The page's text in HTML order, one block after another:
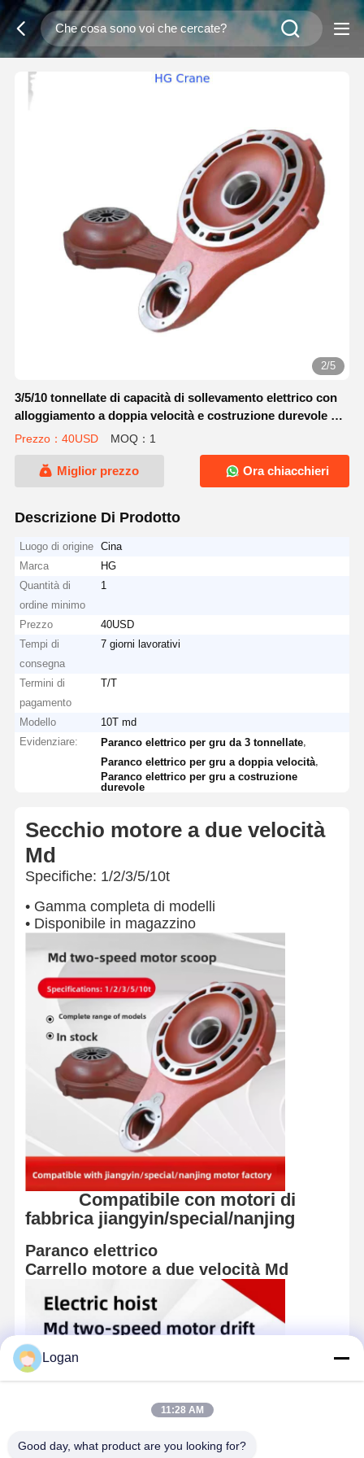
2/5
3/5/10 tonnellate di capacità di sollevamento elettrico con
alloggiamento a doppia velocità e costruzione durevole per
gli accessori della gru
Prezzo：40USD MOQ：1
Miglior prezzo Ora chiacchieri
Descrizione Di Prodotto
Luogo di origine
Cina
Marca
HG
Quantità di
ordine minimo
1
Prezzo
40USD
Tempi di
consegna
7 giorni lavorativi
Termini di
pagamento
T/T
Modello
10T md
Evidenziare:
Paranco elettrico per gru da 3 tonnellate
Paranco elettrico per gru a doppia velocità
Paranco elettrico per gru a costruzione
durevole
Secchio motore a due velocità
Md
Specifiche: 1/2/3/5/10t
• Gamma completa di modelli
• Disponibile in magazzino
Compatibile con motori di
fabbrica jiangyin/special/nanjing
Paranco elettrico
Carrello motore a due velocità Md
Logan
11:28 AM
Good day, what product are you looking for?